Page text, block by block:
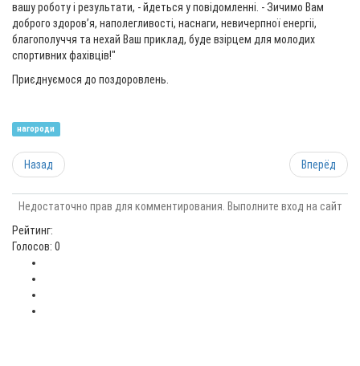
вашу роботу і результати, - йдеться у повідомленні. - Зичимо Вам
доброго здоров’я, наполегливості, наснаги, невичерпної енергіі‌,
благополуччя та нехай Ваш приклад, буде взірцем для молодих
спортивних фахівців!"
Приєднуємося до поздоровлень.
нагороди
Назад Вперёд
Недостаточно прав для комментирования. Выполните вход на сайт
Рейтинг:
Голосов: 0